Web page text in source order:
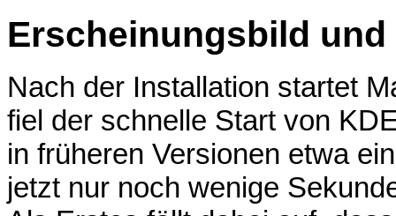
Erscheinungsbild
Nach der Installation startet
fiel der schnelle Start von
in früheren Versionen etwa
jetzt nur noch wenige